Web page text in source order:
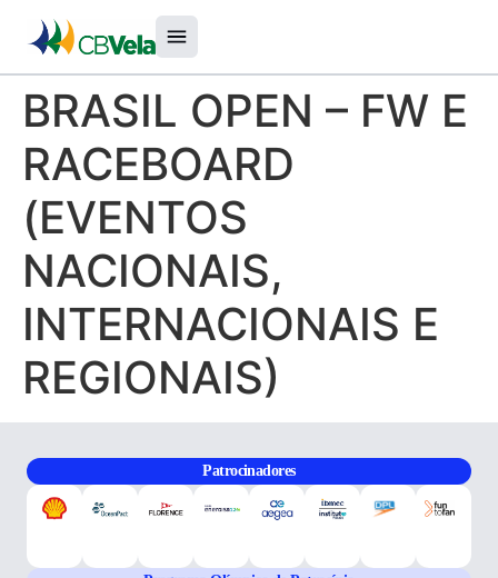
BRASIL OPEN – FW E
RACEBOARD
(EVENTOS
NACIONAIS,
INTERNACIONAIS E
REGIONAIS)
Patrocinadores